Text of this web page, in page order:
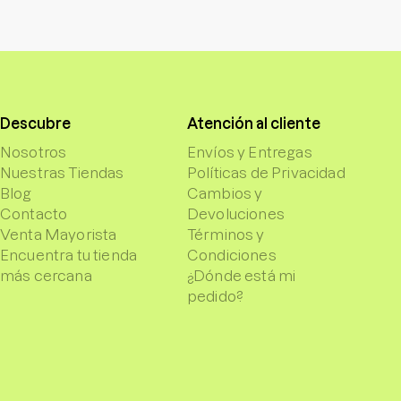
Descubre
Nosotros
Nuestras Tiendas
Blog
Contacto
Venta Mayorista
Encuentra tu tienda
más cercana
Atención al cliente
Envíos y Entregas
Políticas de Privacidad
Cambios y
Devoluciones
Términos y
Condiciones
¿Dónde está mi
pedido?